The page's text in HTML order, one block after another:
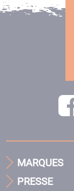
MARQUES
PRESSE